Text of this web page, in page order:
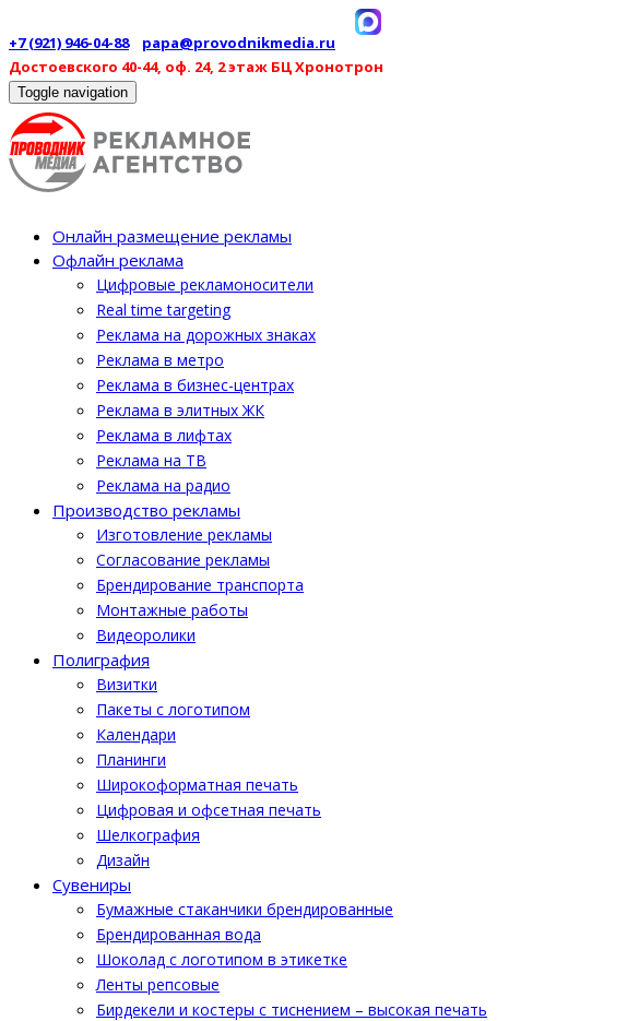
+7 (921) 946-04-88
papa@provodnikmedia.ru
Достоевского 40-44, оф. 24, 2 этаж БЦ Хронотрон
Toggle navigation
Онлайн размещение рекламы
Офлайн реклама
Цифровые рекламоносители
Real time targeting
Реклама на дорожных знаках
Реклама в метро
Реклама в бизнес-центрах
Реклама в элитных ЖК
Реклама в лифтах
Реклама на ТВ
Реклама на радио
Производство рекламы
Изготовление рекламы
Cогласование рекламы
Брендирование транспорта
Монтажные работы
Видеоролики
Полиграфия
Визитки
Пакеты с логотипом
Календари
Планинги
Широкоформатная печать
Цифровая и офсетная печать
Шелкография
Дизайн
Cувениры
Бумажные стаканчики брендированные
Брендированная вода
Шоколад с логотипом в этикетке
Ленты репсовые
Бирдекели и костеры с тиснением – высокая печать